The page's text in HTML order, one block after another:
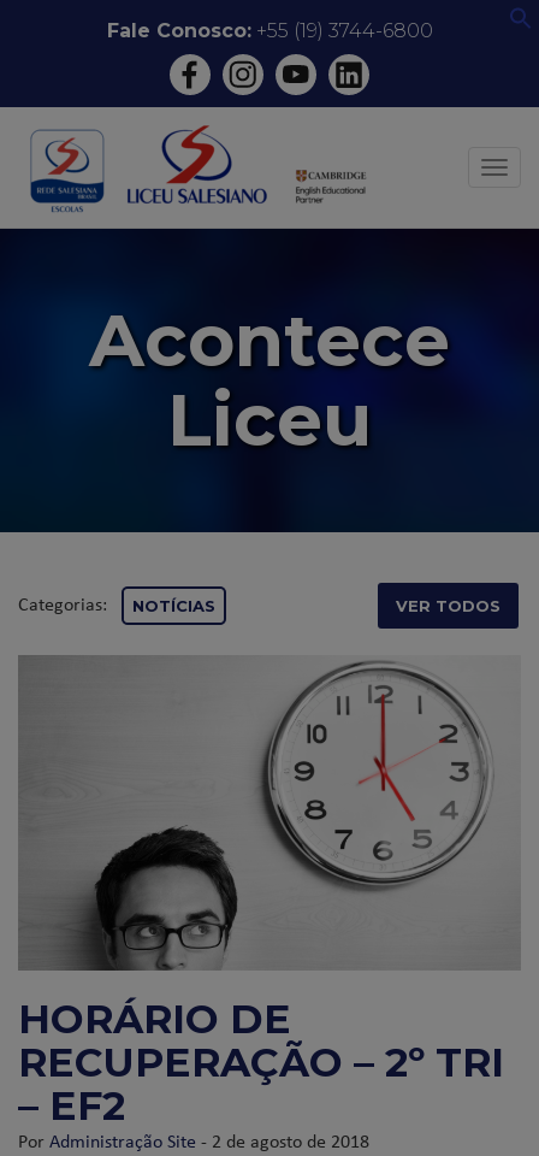
conteúdo
Fale Conosco:+55 (19) 3744-6800
Acontece
Liceu
Categorias: NOTÍCIAS VER TODOS
HORÁRIO DE
RECUPERAÇÃO – 2º TRI
– EF2
PorAdministração Site - 2 de agosto de 2018